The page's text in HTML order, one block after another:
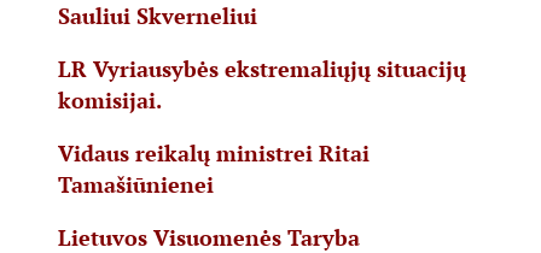
Sauliui Skverneliui
LR Vyriausybės ekstremaliųjų situacijų
komisijai.
Vidaus reikalų ministrei Ritai
Tamašiūnienei
Lietuvos Visuomenės Taryba